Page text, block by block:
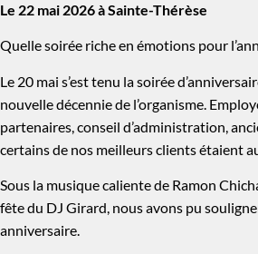
Le 22 mai 2026 à Sainte-Thérèse
Quelle soirée riche en émotions pour
Le 20 mai s’est tenu la soirée
nouvelle décennie de l’organisme.
partenaires, conseil d’administration,
certains de nos meilleurs clients étaient
Sous la musique caliente de Ramon
fête du DJ Girard, nous avons pu
anniversaire.